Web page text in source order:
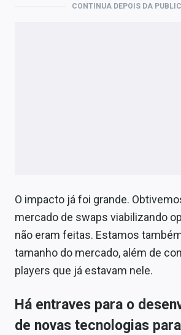
CONTINUA DEPOIS DA
O impacto já foi grande.
mercado de swaps viabilizando
não eram feitas. Estamos
tamanho do mercado, além de
players que já estavam nele.
Há entraves para o
de novas tecnologias